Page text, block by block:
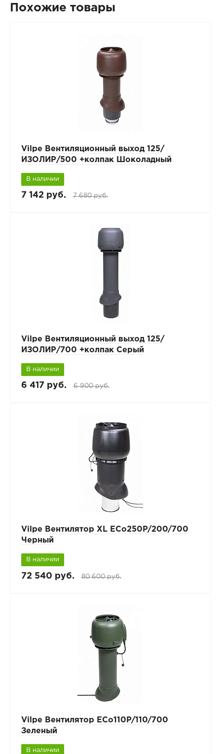
Похожие товары
Vilpe Вентиляционный выход 125/
ИЗОЛИР/500 +колпак Шоколадный
В наличии
7 142 руб. 7 680 руб.
Vilpe Вентиляционный выход 125/
ИЗОЛИР/700 +колпак Серый
В наличии
6 417 руб. 6 900 руб.
Vilpe Вентилятор XL ECo250P/200/700
Черный
В наличии
72 540 руб. 80 600 руб.
Vilpe Вентилятор ECo110P/110/700
Зеленый
В наличии